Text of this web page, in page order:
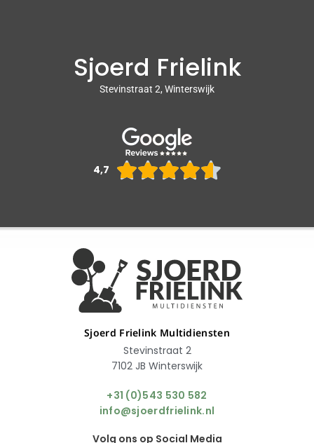
Sjoerd Frielink
Stevinstraat 2, Winterswijk
4,7 
Sjoerd Frielink Multidiensten
Stevinstraat 2
7102 JB Winterswijk
+31 (0)543 530 582
info@sjoerdfrielink.nl
Volg ons op Social Media